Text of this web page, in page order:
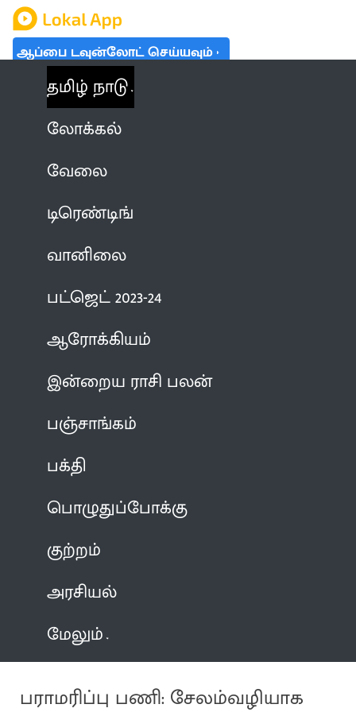
ஆப்பை டவுன்லோட் செய்யவும்
தமிழ் நாடு
லோக்கல்
வேலை
டிரெண்டிங்
வானிலை
பட்ஜெட் 2023-24
ஆரோக்கியம்
இன்றைய ராசி பலன்
பஞ்சாங்கம்
பக்தி
பொழுதுப்போக்கு
குற்றம்
அரசியல்
மேலும்
பராமரிப்பு பணி: சேலம்வழியாக